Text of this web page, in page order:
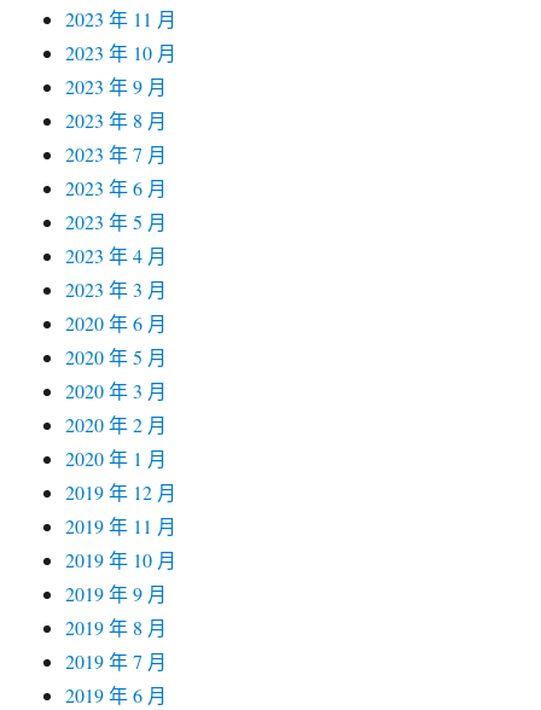
2023 年 11 月
2023 年 10 月
2023 年 9 月
2023 年 8 月
2023 年 7 月
2023 年 6 月
2023 年 5 月
2023 年 4 月
2023 年 3 月
2020 年 6 月
2020 年 5 月
2020 年 3 月
2020 年 2 月
2020 年 1 月
2019 年 12 月
2019 年 11 月
2019 年 10 月
2019 年 9 月
2019 年 8 月
2019 年 7 月
2019 年 6 月